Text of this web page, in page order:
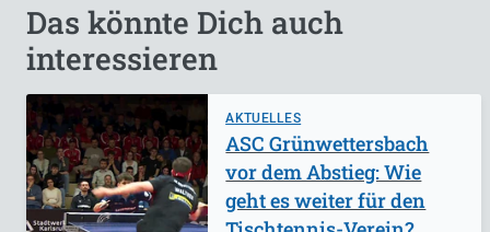
Das könnte Dich auch
interessieren
AKTUELLES
ASC Grünwettersbach
vor dem Abstieg: Wie
geht es weiter für den